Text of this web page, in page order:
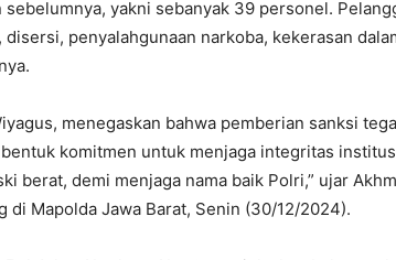
yakni sebanyak 39 personel.
penyalahgunaan narkoba, kekerasan
menegaskan bahwa pemberian sanksi
komitmen untuk menjaga integritas
berat, demi menjaga nama baik Polri,” ujar
Mapolda Jawa Barat, Senin (30/12/2024).